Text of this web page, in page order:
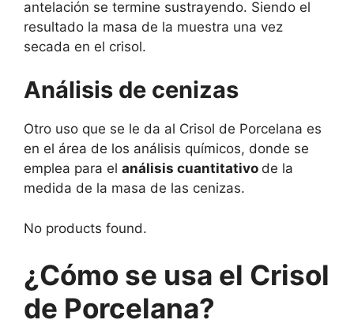
antelación se termine sustrayendo. Siendo el
resultado la masa de la muestra una vez
secada en el crisol.
Análisis de cenizas
Otro uso que se le da al Crisol de Porcelana es
en el área de los análisis químicos, donde se
emplea para el análisis cuantitativo de la
medida de la masa de las cenizas.
No products found.
¿Cómo se usa el Crisol
de Porcelana?